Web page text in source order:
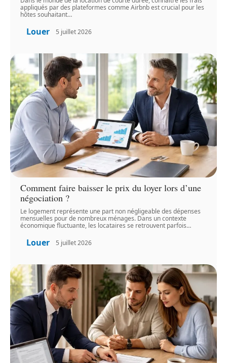
appliqués par des plateformes comme Airbnb est crucial pour les
hôtes souhaitant…
Louer 5 juillet 2026
Comment faire baisser le prix du loyer lors d’une
négociation ?
Le logement représente une part non négligeable des dépenses
mensuelles pour de nombreux ménages. Dans un contexte
économique fluctuante, les locataires se retrouvent parfois…
Louer 5 juillet 2026